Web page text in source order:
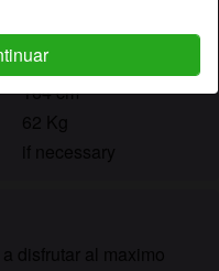
Oscuro
Marrón
164 cm
62 Kg
if necessary
disfrutar al maximo